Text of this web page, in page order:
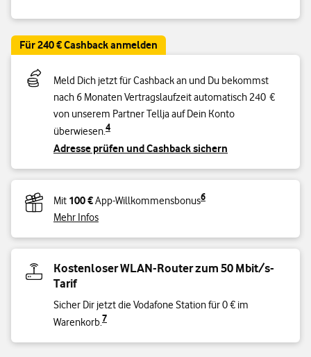
Für 240 € Cashback anmelden
Meld Dich jetzt für Cashback an und Du bekommst
nach 6 Monaten Vertragslaufzeit automatisch 240 €
von unserem Partner Tellja auf Dein Konto
überwiesen.4
Adresse prüfen und Cashback sichern
Mit 100 €App-Willkommensbonus6
Mehr Infos
Kostenloser WLAN-Router zum 50 Mbit/s-
Tarif
Sicher Dir jetzt die Vodafone Station für 0 € im
Warenkorb.7